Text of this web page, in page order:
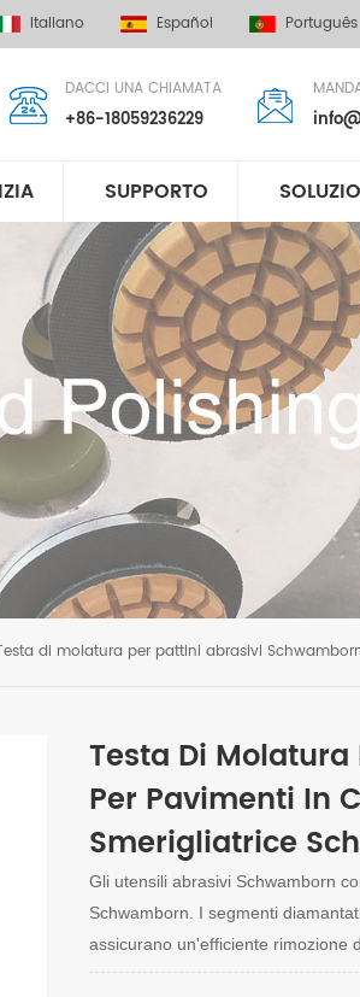
Italiano Español Português
DACCI UNA CHIAMATA
+86-18059236229
SUPPORTO
di molatura per pattini abrasivi
Testa Di
Per Pavimenti In
Smerigliatrice
Gli utensili abrasivi Schwamborn
Schwamborn. I segmenti
assicurano un'efficiente rimozione